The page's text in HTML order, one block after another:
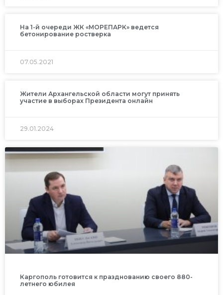
На 1-й очереди ЖК «МОРЕПАРК» ведется
бетонирование ростверка
07.05.2021
Жители Архангельской области могут принять
участие в выборах Президента онлайн
29.01.2024
Каргополь готовится к празднованию своего 880-
летнего юбилея